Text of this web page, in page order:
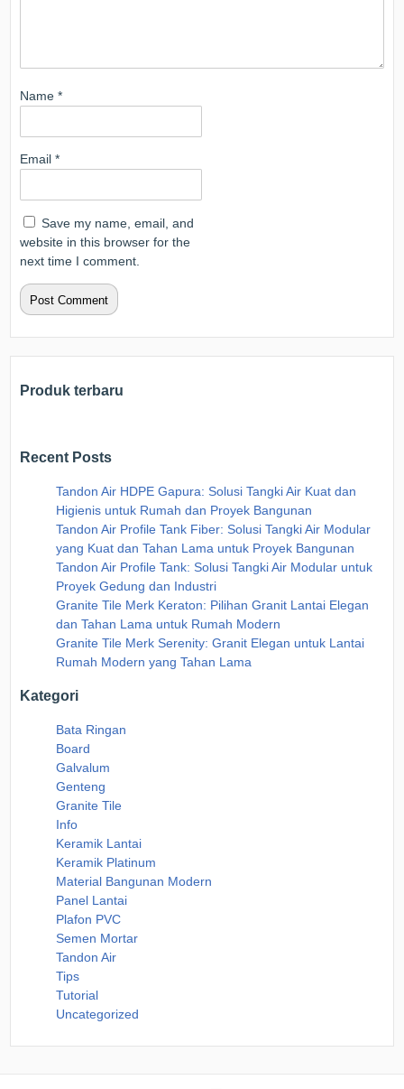
Name*
Email*
Save my name, email, and
website in this browser for the
next time I comment.
Produk terbaru
Recent Posts
Tandon Air HDPE Gapura: Solusi Tangki Air Kuat dan
Higienis untuk Rumah dan Proyek Bangunan
Tandon Air Profile Tank Fiber: Solusi Tangki Air Modular
yang Kuat dan Tahan Lama untuk Proyek Bangunan
Tandon Air Profile Tank: Solusi Tangki Air Modular untuk
Proyek Gedung dan Industri
Granite Tile Merk Keraton: Pilihan Granit Lantai Elegan
dan Tahan Lama untuk Rumah Modern
Granite Tile Merk Serenity: Granit Elegan untuk Lantai
Rumah Modern yang Tahan Lama
Kategori
Bata Ringan
Board
Galvalum
Genteng
Granite Tile
Info
Keramik Lantai
Keramik Platinum
Material Bangunan Modern
Panel Lantai
Plafon PVC
Semen Mortar
Tandon Air
Tips
Tutorial
Uncategorized